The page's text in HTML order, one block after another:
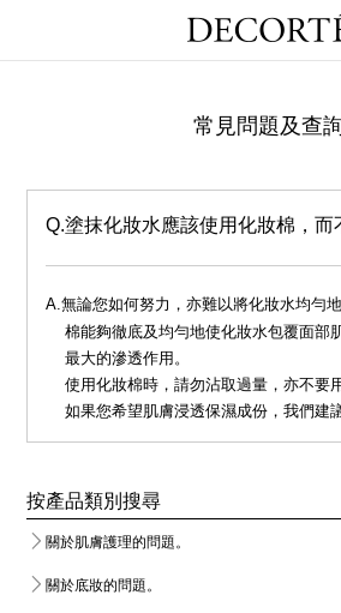
常見問題及查
塗抹化妝水應該使用化妝棉，而
無論您如何努力，亦難以將化妝水均勻
棉能夠徹底及均勻地使化妝水包覆面部
最大的滲透作用。
使用化妝棉時，請勿沾取過量，亦不要
如果您希望肌膚浸透保濕成份，我們建
按產品類別搜尋
關於肌膚護理的問題。
關於底妝的問題。